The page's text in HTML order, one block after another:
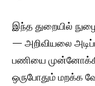
இந்த துறையில்
— அறிவியலை
பணியை
ஒருபோதும் மறக்க